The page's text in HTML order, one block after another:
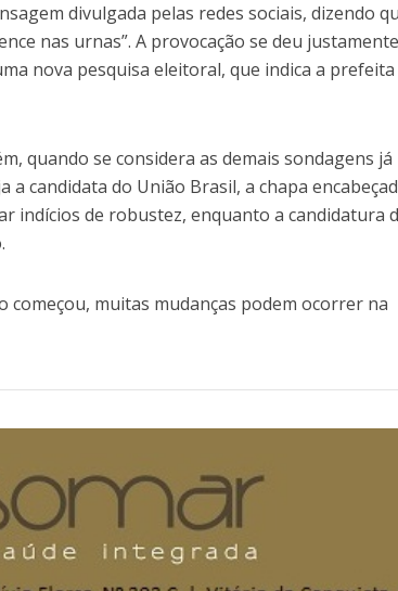
divulgada pelas redes sociais, dizendo
nas urnas”. A provocação se deu
nova pesquisa eleitoral, que indica a prefeita
quando se considera as demais sondagens já
candidata do União Brasil, a chapa
indícios de robustez, enquanto a candidatura
começou, muitas mudanças podem ocorrer na